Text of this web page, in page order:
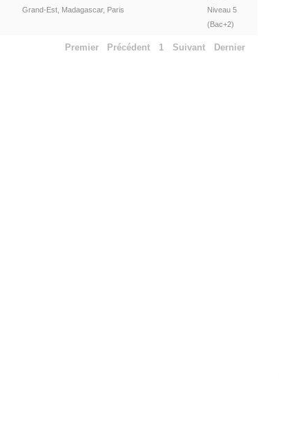
Grand-Est, Madagascar, Paris
Niveau 5
(Bac+2)
Premier Précédent 1 Suivant Dernier